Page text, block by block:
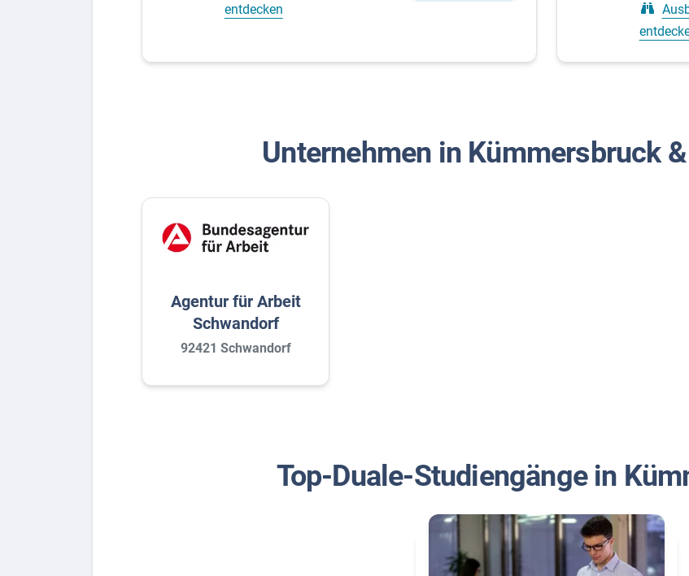
entdecken
Unternehmen in Kümmersbruck
Agentur für Arbeit
Schwandorf
92421 Schwandorf
Top-Duale-Studiengänge in